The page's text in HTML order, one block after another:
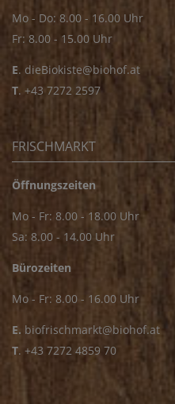
Mo - Do: 8.00 - 16.00 Uhr
Fr: 8.00 - 15.00 Uhr
E. dieBiokiste@biohof.at
T. +43 7272 2597
FRISCHMARKT
Öffnungszeiten
Mo - Fr: 8.00 - 18.00 Uhr
Sa: 8.00 - 14.00 Uhr
Bürozeiten
Mo - Fr: 8.00 - 16.00 Uhr
E. biofrischmarkt@biohof.at
T. +43 7272 4859 70